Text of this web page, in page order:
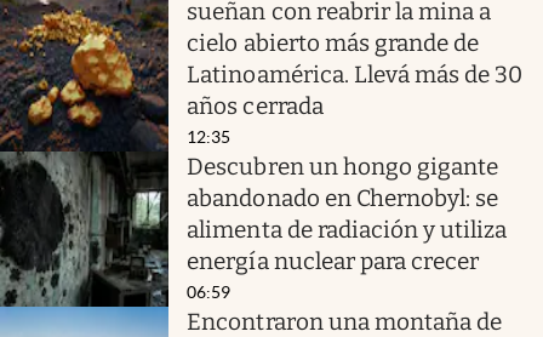
sueñan con reabrir la mina a
cielo abierto más grande de
Latinoamérica. Llevá más de 30
años cerrada
12:35
Descubren un hongo gigante
abandonado en Chernobyl: se
alimenta de radiación y utiliza
energía nuclear para crecer
06:59
Encontraron una montaña de